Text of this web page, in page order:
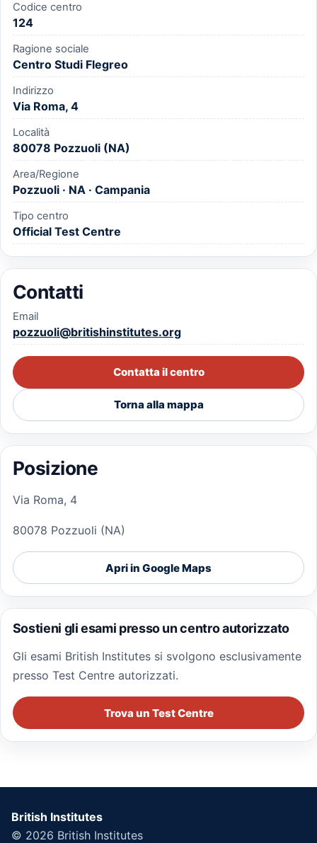
Codice centro
124
Ragione sociale
Centro Studi Flegreo
Indirizzo
Via Roma, 4
Località
80078 Pozzuoli (NA)
Area/Regione
Pozzuoli · NA · Campania
Tipo centro
Official Test Centre
Contatti
Email
pozzuoli@britishinstitutes.org
Contatta il centro
Torna alla mappa
Posizione
Via Roma, 4
80078 Pozzuoli (NA)
Apri in Google Maps
Sostieni gli esami presso un centro autorizzato
Gli esami British Institutes si svolgono esclusivamente
presso Test Centre autorizzati.
Trova un Test Centre
British Institutes
© 2026 British Institutes